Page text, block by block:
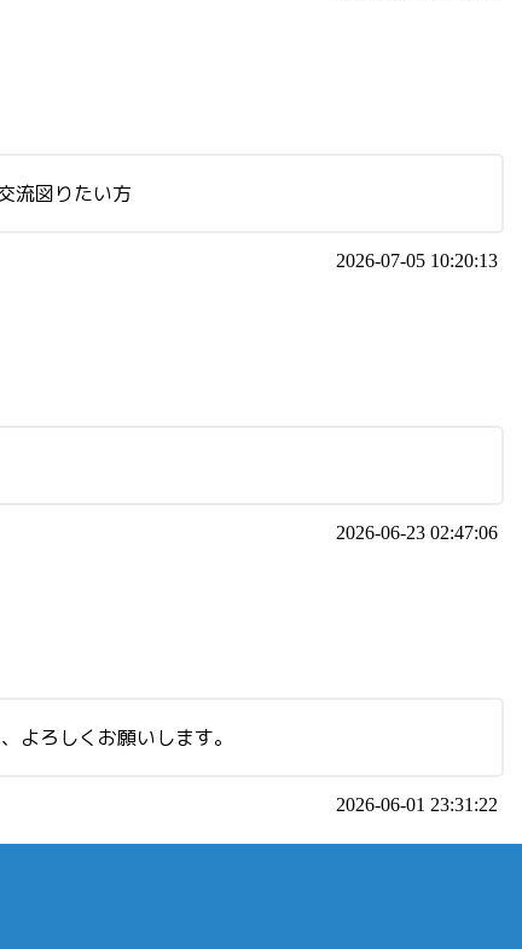
流図りたい方
2026-07-05 10:20:13
2026-06-23 02:47:06
よろしくお願いします。
2026-06-01 23:31:22